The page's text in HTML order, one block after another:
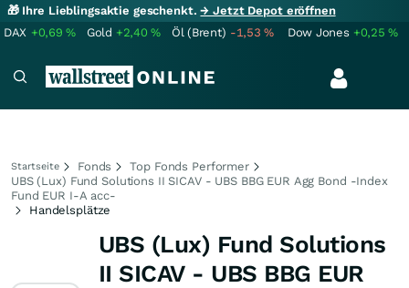
🎁 Ihre Lieblingsaktie geschenkt.→ Jetzt Depot eröffnen
DAX +0,69% Gold +2,40% Öl (Brent) -1,53% Dow Jones +0,25%
Startseite Fonds
Top Fonds Performer
UBS (Lux) Fund Solutions II SICAV - UBS BBG EUR Agg Bond -Index
Fund EUR I-A acc-
Handelsplätze
UBS (Lux) Fund Solutions
II SICAV - UBS BBG EUR